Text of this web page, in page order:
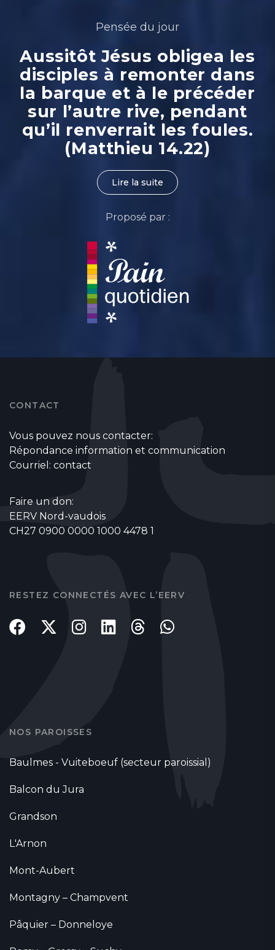
Pensée du jour
Aussitôt Jésus obligea les
disciples à remonter dans
la barque et à le précéder
sur l’autre rive, pendant
qu’il renverrait les foules.
(Matthieu 14.22)
Lire la suite
Proposé par :
CONTACT
Vous pouvez nous contacter:
Répondance information et communication
Courriel: contact
Faire un don:
EERV Nord-vaudois
CH27 0900 0000 1000 4478 1
RESTEZ CONNECTÉS AVEC L’EERV
NOS PAROISSES
Baulmes - Vuiteboeuf (secteur paroissial)
Balcon du Jura
Grandson
L'Arnon
Mont-Aubert
Montagny – Champvent
Pâquier – Donneloye